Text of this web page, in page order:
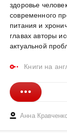
здоровье
современного
питания и
главах авторы
актуальной
Книги на
Анна